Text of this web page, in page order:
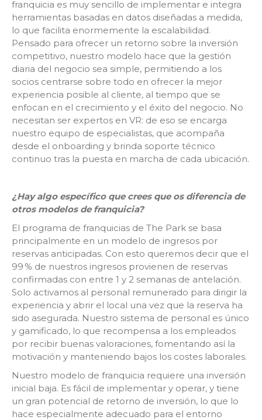
franquicia es muy sencillo de implementar e integra
herramientas basadas en datos diseñadas a medida,
lo que facilita enormemente la escalabilidad.
Pensado para ofrecer un retorno sobre la inversión
competitivo, nuestro modelo hace que la gestión
diaria del negocio sea simple, permitiendo a los
socios centrarse sobre todo en ofrecer la mejor
experiencia posible al cliente, al tiempo que se
enfocan en el crecimiento y el éxito del negocio. No
necesitan ser expertos en VR: de eso se encarga
nuestro equipo de especialistas, que acompaña
desde el onboarding y brinda soporte técnico
continuo tras la puesta en marcha de cada ubicación.
¿Hay algo específico que crees que os diferencia de
otros modelos de franquicia?
El programa de franquicias de The Park se basa
principalmente en un modelo de ingresos por
reservas anticipadas. Con esto queremos decir que el
99 % de nuestros ingresos provienen de reservas
confirmadas con entre 1 y 2 semanas de antelación.
Solo activamos al personal remunerado para dirigir la
experiencia y abrir el local una vez que la reserva ha
sido asegurada. Nuestro sistema de personal es único
y gamificado, lo que recompensa a los empleados
por recibir buenas valoraciones, fomentando así la
motivación y manteniendo bajos los costes laborales.
Nuestro modelo de franquicia requiere una inversión
inicial baja. Es fácil de implementar y operar, y tiene
un gran potencial de retorno de inversión, lo que lo
hace especialmente adecuado para el entorno